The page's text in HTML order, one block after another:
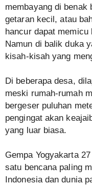
membayang di
getaran kecil, atau
hancur dapat
Namun di balik duka
kisah-kisah yang
Di beberapa desa,
meski rumah-rumah
bergeser puluhan
pengingat akan
yang luar biasa.
Gempa Yogyakarta
satu bencana paling
Indonesia dan dunia